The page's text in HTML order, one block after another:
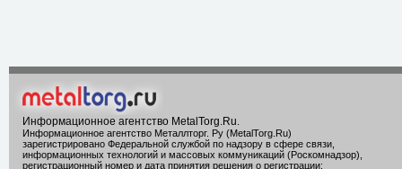
Информационное агентство MetalTorg.Ru
Информационное агентство Металлторг. Ру (MetalTorg.Ru)
зарегистрировано Федеральной службой по надзору в сфере связи,
информационных технологий и массовых коммуникаций (Роскомнадзор),
регистрационный номер и дата принятия решения о регистрации: